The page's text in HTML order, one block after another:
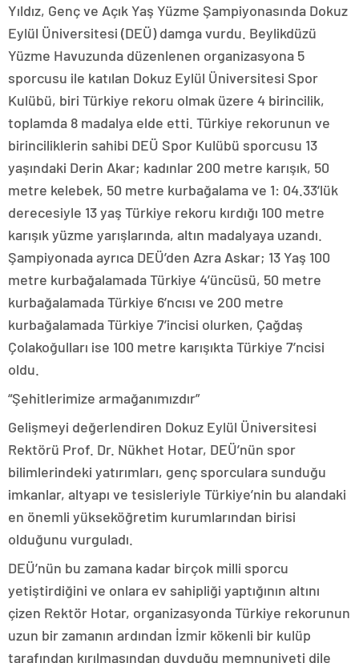
Yıldız, Genç ve Açık Yaş Yüzme Şampiyonasında Dokuz
Eylül Üniversitesi (DEÜ) damga vurdu. Beylikdüzü
Yüzme Havuzunda düzenlenen organizasyona 5
sporcusu ile katılan Dokuz Eylül Üniversitesi Spor
Kulübü, biri Türkiye rekoru olmak üzere 4 birincilik,
toplamda 8 madalya elde etti. Türkiye rekorunun ve
birinciliklerin sahibi DEÜ Spor Kulübü sporcusu 13
yaşındaki Derin Akar; kadınlar 200 metre karışık, 50
metre kelebek, 50 metre kurbağalama ve 1: 04.33’lük
derecesiyle 13 yaş Türkiye rekoru kırdığı 100 metre
karışık yüzme yarışlarında, altın madalyaya uzandı.
Şampiyonada ayrıca DEÜ’den Azra Askar; 13 Yaş 100
metre kurbağalamada Türkiye 4’üncüsü, 50 metre
kurbağalamada Türkiye 6’ncısı ve 200 metre
kurbağalamada Türkiye 7’incisi olurken, Çağdaş
Çolakoğulları ise 100 metre karışıkta Türkiye 7’ncisi
oldu.
“Şehitlerimize armağanımızdır”
Gelişmeyi değerlendiren Dokuz Eylül Üniversitesi
Rektörü Prof. Dr. Nükhet Hotar, DEÜ’nün spor
bilimlerindeki yatırımları, genç sporculara sunduğu
imkanlar, altyapı ve tesisleriyle Türkiye’nin bu alandaki
en önemli yükseköğretim kurumlarından birisi
olduğunu vurguladı.
DEÜ’nün bu zamana kadar birçok milli sporcu
yetiştirdiğini ve onlara ev sahipliği yaptığının altını
çizen Rektör Hotar, organizasyonda Türkiye rekorunun
uzun bir zamanın ardından İzmir kökenli bir kulüp
tarafından kırılmasından duyduğu memnuniyeti dile